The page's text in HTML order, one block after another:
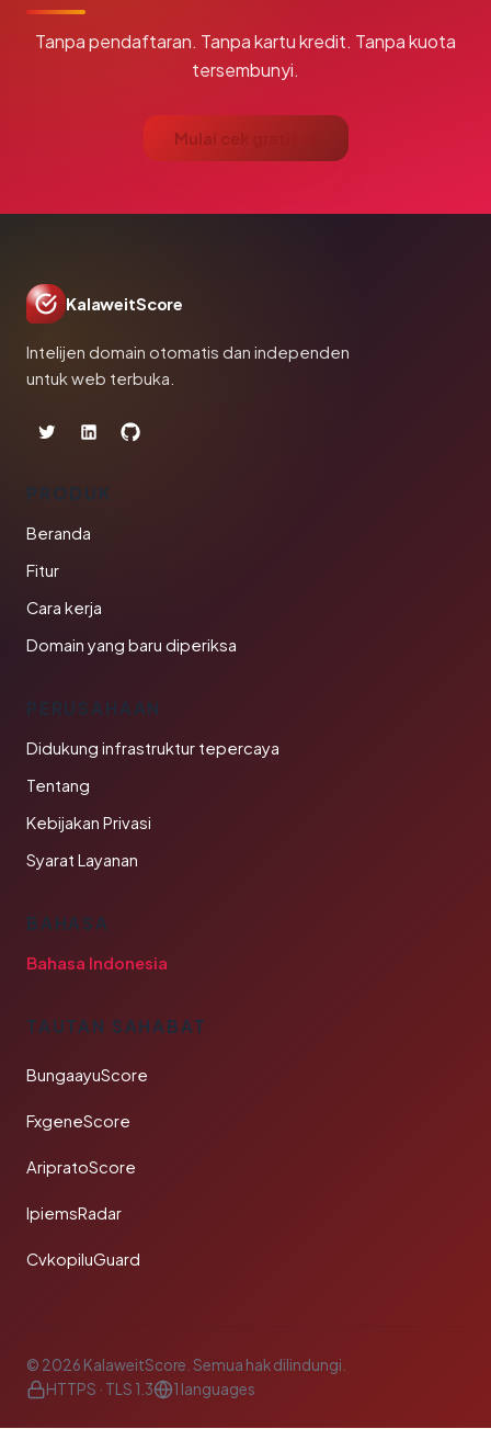
Tanpa pendaftaran. Tanpa kartu kredit. Tanpa kuota
tersembunyi.
Mulai cek gratis →
KalaweitScore
Intelijen domain otomatis dan independen
untuk web terbuka.
PRODUK
Beranda
Fitur
Cara kerja
Domain yang baru diperiksa
PERUSAHAAN
Didukung infrastruktur tepercaya
Tentang
Kebijakan Privasi
Syarat Layanan
BAHASA
Bahasa Indonesia
TAUTAN SAHABAT
BungaayuScore
FxgeneScore
AripratoScore
IpiemsRadar
CvkopiluGuard
© 2026 KalaweitScore. Semua hak dilindungi.
HTTPS · TLS 1.3
1 languages